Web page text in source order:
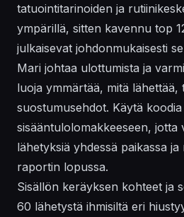
tatuointitarinoiden ja
ympärillä, sitten kavennu top
julkaisevat johdonmukaisesti
Mari johtaa ulottumista ja
luoja ymmärtää, mitä lähettää,
suostumusehdot. Käytä
sisääntulolomakkeeseen, jotta
lähetyksiä yhdessä paikassa
raportin lopussa.
Sisällön keräyksen kohteet ja
60 lähetystä ihmisiltä eri